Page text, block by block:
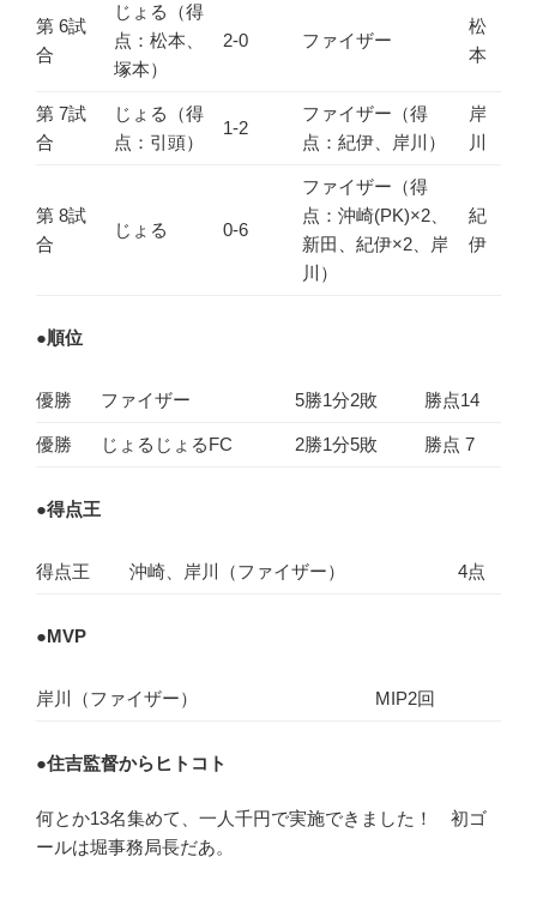
第 6試
合
じょる（得
点：松本、
塚本）
2-0 ファイザー
松
本
第 7試
合
じょる（得
点：引頭）
1-2
ファイザー（得
点：紀伊、岸川）
岸
川
第 8試
合
じょる 0-6
ファイザー（得
点：沖崎(PK)×2、
新田、紀伊×2、岸
川）
紀
伊
●順位
優勝 ファイザー 5勝1分2敗 勝点14
優勝 じょるじょるFC 2勝1分5敗 勝点 7
●得点王
得点王 沖崎、岸川（ファイザー） 4点
●MVP
岸川（ファイザー） MIP2回
●住吉監督からヒトコト
何とか13名集めて、一人千円で実施できました！ 初ゴ
ールは堀事務局長だあ。